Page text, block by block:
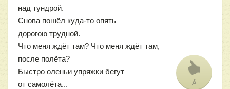
над тундрой.
Снова пошёл куда-то опять
дорогою трудной.
Что меня ждёт там? Что меня ждёт там,
после полёта?
Быстро оленьи упряжки бегут
от самолёта...
4